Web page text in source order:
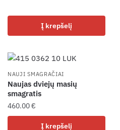
Į krepšelį
NAUJI SMAGRAČIAI
Naujas dviejų masių
smagratis
460.00€
Į krepšelį